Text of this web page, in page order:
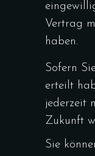
Vertrag
haben.
Sofern
erteilt
jederzeit
Zukunft
Sie